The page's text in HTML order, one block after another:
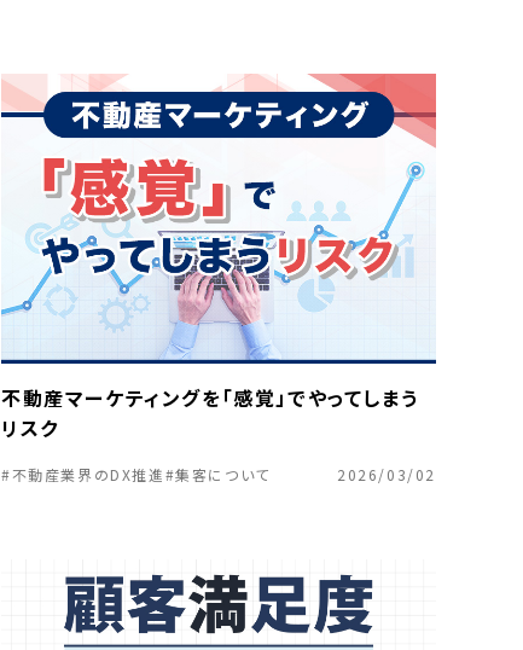
不動産マーケティングを「感覚」でやってしまう
リスク
#不動産業界のDX推進#集客について 2026/03/02